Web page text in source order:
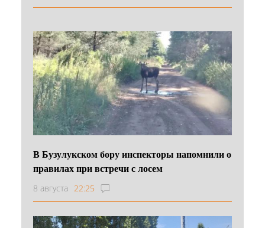
В Бузулукском бору инспекторы напомнили о
правилах при встречи с лосем
8 августа 22:25